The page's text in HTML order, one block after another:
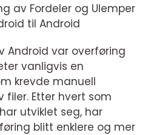
av Fordeler og Ulemper
til Android
Android var overføring
vanligvis en
krevde manuell
filer. Etter hvert som
utviklet seg, har
blitt enklere og mer